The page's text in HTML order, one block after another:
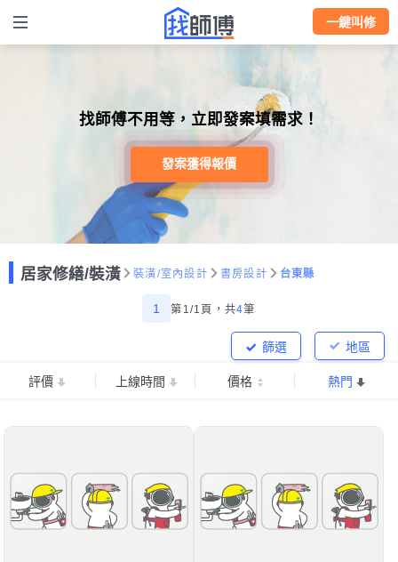
一鍵叫修
找師傅不用等，立即發案填需求！
發案獲得報價
居家修繕/裝潢 裝潢/室內設計 書房設計 台東縣
1 第1/1頁， 共4筆
地區
篩選
評價 上線時間 價格 熱門